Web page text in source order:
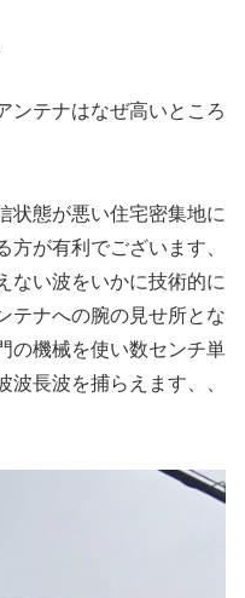
ンテナはなぜ高いところ
状態が悪い住宅密集地に
が有利でございます、
ない波をいかに技術的に
テナへの腕の見せ所とな
の機械を使い数センチ単
長波を捕らえます、、